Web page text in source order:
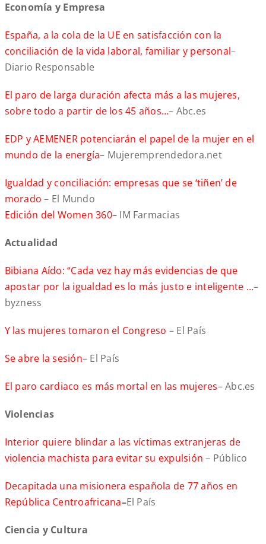
Economía y Empresa
España, a la cola de la UE en satisfacción con la
conciliación de la vida laboral, familiar y personal–
Diario Responsable
El paro de larga duración afecta más a las mujeres,
sobre todo a partir de los 45 años…– Abc.es
EDP y AEMENER potenciarán el papel de la mujer en el
mundo de la energía– Mujeremprendedora.net
Igualdad y conciliación: empresas que se ‘tiñen’ de
morado – El Mundo
Edición del Women 360– IM Farmacias
Actualidad
Bibiana Aído: “Cada vez hay más evidencias de que
apostar por la igualdad es lo más justo e inteligente …–
byzness
Y las mujeres tomaron el Congreso – El País
Se abre la sesión– El País
El paro cardiaco es más mortal en las mujeres– Abc.es
Violencias
Interior quiere blindar a las víctimas extranjeras de
violencia machista para evitar su expulsión – Público
Decapitada una misionera española de 77 años en
República Centroafricana–El País
Ciencia y Cultura